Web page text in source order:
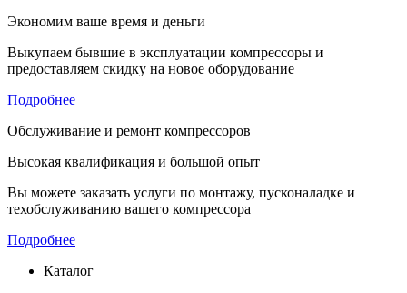
Экономим ваше время и деньги
Выкупаем бывшие в эксплуатации компрессоры и
предоставляем скидку на новое оборудование
Подробнее
Обслуживание и ремонт компрессоров
Высокая квалификация и большой опыт
Вы можете заказать услуги по монтажу, пусконаладке и
техобслуживанию вашего компрессора
Подробнее
Каталог